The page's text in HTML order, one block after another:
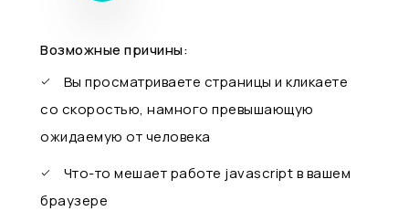
Возможные причины:
Вы просматриваете страницы и кликаете
со скоростью, намного превышающую
ожидаемую от человека
Что-то мешает работе javascript в вашем
браузере